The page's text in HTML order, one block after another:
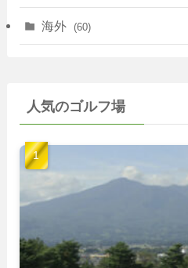
(30)
(72)
(14)
(103)
(78)
(40)
(22)
(39)
(40)
(14)
(28)
(22)
(23)
(22)
海外 (60)
人気のゴルフ場